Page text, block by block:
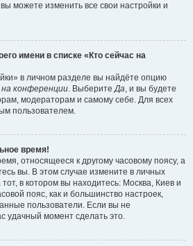
можете изменить все свои настройки и
имени в списке «Кто сейчас на
в личном разделе вы найдёте опцию
конференции. ВыберитеДа, и вы будете
модераторам и самому себе. Для всех
пользователем.
время!
относящееся к другому часовому поясу, а
вы. В этом случае измените в личных
в котором вы находитесь: Москва, Киев и
пояс, как и большинство настроек,
пользователи. Если вы не
удачный момент сделать это.